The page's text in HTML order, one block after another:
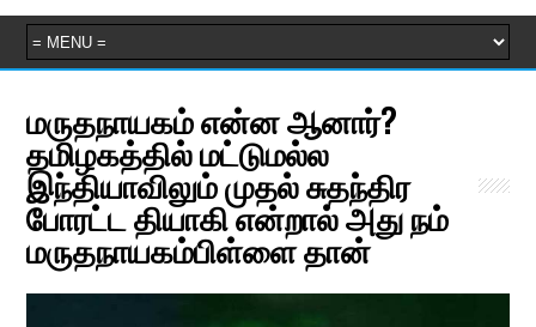
மருதநாயகம் என்ன ஆனார்?
தமிழகத்தில் மட்டுமல்ல
இந்தியாவிலும் முதல் சுதந்திர
போரட்ட தியாகி என்றால் அது நம்
மருதநாயகம்பிள்ளை தான்